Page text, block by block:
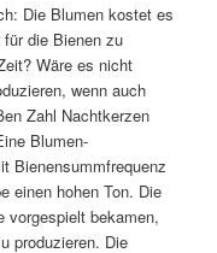
Die Blumen kostet es
die Bienen zu
Wäre es nicht
wenn auch
Zahl Nachtkerzen
Blumen-
Bienensummfrequenz
einen hohen Ton. Die
vorgespielt bekamen,
produzieren. Die